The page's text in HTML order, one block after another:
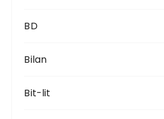
BD
Bilan
Bit-lit